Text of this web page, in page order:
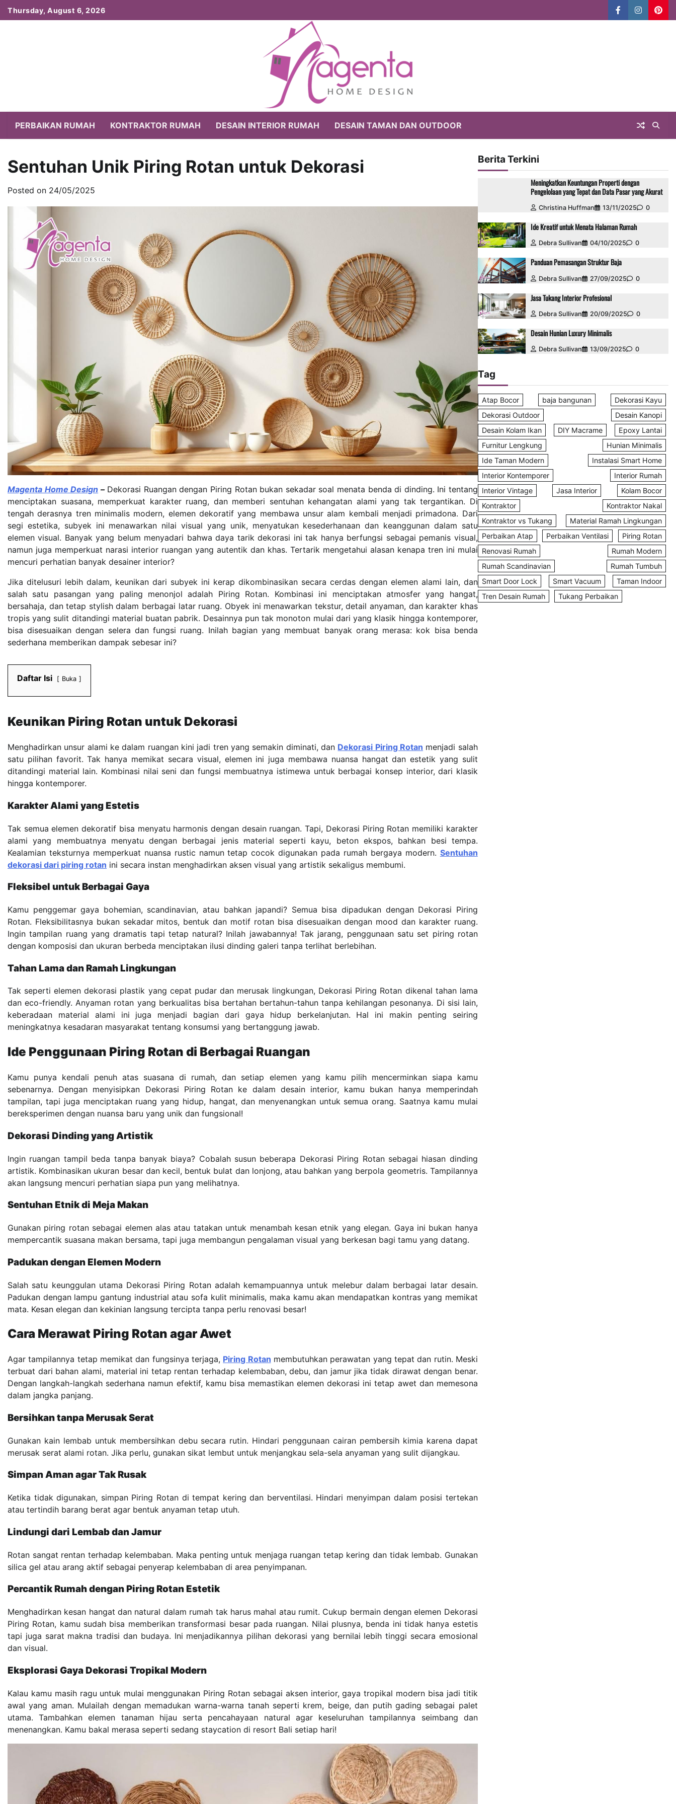
Skip
to
Thursday, August 6, 2026
Facebook
Instagram
PERBAIKAN RUMAH KONTRAKTOR RUMAH DESAIN INTERIOR RUMAH DESAIN TAMAN DAN OUTDOOR
Sentuhan Unik Piring Rotan untuk Dekorasi
Posted on 24/05/2025
Magenta Home Design –Dekorasi Ruangan dengan Piring Rotan bukan sekadar soal menata benda di dinding. Ini tentang
menciptakan suasana, memperkuat karakter ruang, dan memberi sentuhan kehangatan alami yang tak tergantikan. Di
tengah derasnya tren minimalis modern, elemen dekoratif yang membawa unsur alam kembali menjadi primadona. Dari
segi estetika, subyek ini menawarkan nilai visual yang unik, menyatukan kesederhanaan dan keanggunan dalam satu
elemen visual. Banyak yang belum menyadari bahwa daya tarik dekorasi ini tak hanya berfungsi sebagai pemanis visual,
namun juga memperkuat narasi interior ruangan yang autentik dan khas. Tertarik mengetahui alasan kenapa tren ini mulai
mencuri perhatian banyak desainer interior?
Jika ditelusuri lebih dalam, keunikan dari subyek ini kerap dikombinasikan secara cerdas dengan elemen alami lain, dan
salah satu pasangan yang paling menonjol adalah Piring Rotan. Kombinasi ini menciptakan atmosfer yang hangat,
bersahaja, dan tetap stylish dalam berbagai latar ruang. Obyek ini menawarkan tekstur, detail anyaman, dan karakter khas
tropis yang sulit ditandingi material buatan pabrik. Desainnya pun tak monoton mulai dari yang klasik hingga kontemporer,
bisa disesuaikan dengan selera dan fungsi ruang. Inilah bagian yang membuat banyak orang merasa: kok bisa benda
sederhana memberikan dampak sebesar ini?
Daftar Isi Buka
Keunikan Piring Rotan untuk Dekorasi
Menghadirkan unsur alami ke dalam ruangan kini jadi tren yang semakin diminati, dan Dekorasi Piring Rotan menjadi salah
satu pilihan favorit. Tak hanya memikat secara visual, elemen ini juga membawa nuansa hangat dan estetik yang sulit
ditandingi material lain. Kombinasi nilai seni dan fungsi membuatnya istimewa untuk berbagai konsep interior, dari klasik
hingga kontemporer.
Karakter Alami yang Estetis
Tak semua elemen dekoratif bisa menyatu harmonis dengan desain ruangan. Tapi, Dekorasi Piring Rotan memiliki karakter
alami yang membuatnya menyatu dengan berbagai jenis material seperti kayu, beton ekspos, bahkan besi tempa.
Kealamian teksturnya memperkuat nuansa rustic namun tetap cocok digunakan pada rumah bergaya modern. Sentuhan
dekorasi dari piring rotan ini secara instan menghadirkan aksen visual yang artistik sekaligus membumi.
Fleksibel untuk Berbagai Gaya
Kamu penggemar gaya bohemian, scandinavian, atau bahkan japandi? Semua bisa dipadukan dengan Dekorasi Piring
Rotan. Fleksibilitasnya bukan sekadar mitos, bentuk dan motif rotan bisa disesuaikan dengan mood dan karakter ruang.
Ingin tampilan ruang yang dramatis tapi tetap natural? Inilah jawabannya! Tak jarang, penggunaan satu set piring rotan
dengan komposisi dan ukuran berbeda menciptakan ilusi dinding galeri tanpa terlihat berlebihan.
Tahan Lama dan Ramah Lingkungan
Tak seperti elemen dekorasi plastik yang cepat pudar dan merusak lingkungan, Dekorasi Piring Rotan dikenal tahan lama
dan eco-friendly. Anyaman rotan yang berkualitas bisa bertahan bertahun-tahun tanpa kehilangan pesonanya. Di sisi lain,
keberadaan material alami ini juga menjadi bagian dari gaya hidup berkelanjutan. Hal ini makin penting seiring
meningkatnya kesadaran masyarakat tentang konsumsi yang bertanggung jawab.
Ide Penggunaan Piring Rotan di Berbagai Ruangan
Kamu punya kendali penuh atas suasana di rumah, dan setiap elemen yang kamu pilih mencerminkan siapa kamu
sebenarnya. Dengan menyisipkan Dekorasi Piring Rotan ke dalam desain interior, kamu bukan hanya memperindah
tampilan, tapi juga menciptakan ruang yang hidup, hangat, dan menyenangkan untuk semua orang. Saatnya kamu mulai
bereksperimen dengan nuansa baru yang unik dan fungsional!
Dekorasi Dinding yang Artistik
Ingin ruangan tampil beda tanpa banyak biaya? Cobalah susun beberapa Dekorasi Piring Rotan sebagai hiasan dinding
artistik. Kombinasikan ukuran besar dan kecil, bentuk bulat dan lonjong, atau bahkan yang berpola geometris. Tampilannya
akan langsung mencuri perhatian siapa pun yang melihatnya.
Sentuhan Etnik di Meja Makan
Gunakan piring rotan sebagai elemen alas atau tatakan untuk menambah kesan etnik yang elegan. Gaya ini bukan hanya
mempercantik suasana makan bersama, tapi juga membangun pengalaman visual yang berkesan bagi tamu yang datang.
Padukan dengan Elemen Modern
Salah satu keunggulan utama Dekorasi Piring Rotan adalah kemampuannya untuk melebur dalam berbagai latar desain.
Padukan dengan lampu gantung industrial atau sofa kulit minimalis, maka kamu akan mendapatkan kontras yang memikat
mata. Kesan elegan dan kekinian langsung tercipta tanpa perlu renovasi besar!
Cara Merawat Piring Rotan agar Awet
Agar tampilannya tetap memikat dan fungsinya terjaga, Piring Rotan membutuhkan perawatan yang tepat dan rutin. Meski
terbuat dari bahan alami, material ini tetap rentan terhadap kelembaban, debu, dan jamur jika tidak dirawat dengan benar.
Dengan langkah-langkah sederhana namun efektif, kamu bisa memastikan elemen dekorasi ini tetap awet dan memesona
dalam jangka panjang.
Bersihkan tanpa Merusak Serat
Gunakan kain lembab untuk membersihkan debu secara rutin. Hindari penggunaan cairan pembersih kimia karena dapat
merusak serat alami rotan. Jika perlu, gunakan sikat lembut untuk menjangkau sela-sela anyaman yang sulit dijangkau.
Simpan Aman agar Tak Rusak
Ketika tidak digunakan, simpan Piring Rotan di tempat kering dan berventilasi. Hindari menyimpan dalam posisi tertekan
atau tertindih barang berat agar bentuk anyaman tetap utuh.
Lindungi dari Lembab dan Jamur
Rotan sangat rentan terhadap kelembaban. Maka penting untuk menjaga ruangan tetap kering dan tidak lembab. Gunakan
silica gel atau arang aktif sebagai penyerap kelembaban di area penyimpanan.
Percantik Rumah dengan Piring Rotan Estetik
Menghadirkan kesan hangat dan natural dalam rumah tak harus mahal atau rumit. Cukup bermain dengan elemen Dekorasi
Piring Rotan, kamu sudah bisa memberikan transformasi besar pada ruangan. Nilai plusnya, benda ini tidak hanya estetis
tapi juga sarat makna tradisi dan budaya. Ini menjadikannya pilihan dekorasi yang bernilai lebih tinggi secara emosional
dan visual.
Eksplorasi Gaya Dekorasi Tropikal Modern
Kalau kamu masih ragu untuk mulai menggunakan Piring Rotan sebagai aksen interior, gaya tropikal modern bisa jadi titik
awal yang aman. Mulailah dengan memadukan warna-warna tanah seperti krem, beige, dan putih gading sebagai palet
utama. Tambahkan elemen tanaman hijau serta pencahayaan natural agar keseluruhan tampilannya seimbang dan
menenangkan. Kamu bakal merasa seperti sedang staycation di resort Bali setiap hari!
Berita Terkini
Meningkatkan Keuntungan Properti dengan
Pengelolaan yang Tepat dan Data Pasar yang Akurat
Christina Huffman 13/11/2025 0
Ide Kreatif untuk Menata Halaman Rumah
Debra Sullivan 04/10/2025 0
Panduan Pemasangan Struktur Baja
Debra Sullivan 27/09/2025 0
Jasa Tukang Interior Profesional
Debra Sullivan 20/09/2025 0
Desain Hunian Luxury Minimalis
Debra Sullivan 13/09/2025 0
Tag
Atap Bocor baja bangunan
Dekorasi Kayu
Dekorasi Outdoor
Desain Kanopi
Desain Kolam Ikan
DIY Macrame
Epoxy Lantai
Furnitur Lengkung
Hunian Minimalis
Ide Taman Modern
Instalasi Smart Home
Interior Kontemporer
Interior Rumah
Interior Vintage
Jasa Interior
Kolam Bocor
Kontraktor
Kontraktor Nakal
Kontraktor vs Tukang
Material Ramah Lingkungan
Perbaikan Atap
Perbaikan Ventilasi
Piring Rotan
Renovasi Rumah
Rumah Modern
Rumah Scandinavian
Rumah Tumbuh
Smart Door Lock
Smart Vacuum
Taman Indoor
Tren Desain Rumah
Tukang Perbaikan